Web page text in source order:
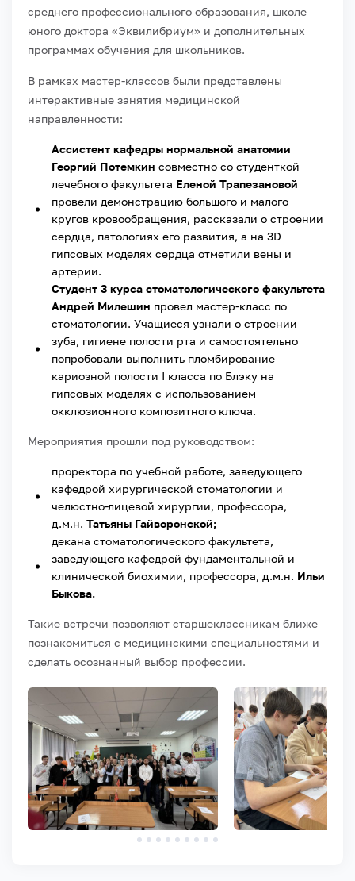
среднего профессионального образования, школе
юного доктора «Эквилибриум» и дополнительных
программах обучения для школьников.
В рамках мастер-классов были представлены
интерактивные занятия медицинской
направленности:
Ассистент кафедры нормальной анатомии
Георгий Потемкин совместно со студенткой
лечебного факультета Еленой Трапезановой
провели демонстрацию большого и малого
кругов кровообращения, рассказали о строении
сердца, патологиях его развития, а на 3D
гипсовых моделях сердца отметили вены и
артерии.
Студент 3 курса стоматологического факультета
Андрей Милешин провел мастер-класс по
стоматологии. Учащиеся узнали о строении
зуба, гигиене полости рта и самостоятельно
попробовали выполнить пломбирование
кариозной полости I класса по Блэку на
гипсовых моделях с использованием
окклюзионного композитного ключа.
Мероприятия прошли под руководством:
проректора по учебной работе, заведующего
кафедрой хирургической стоматологии и
челюстно-лицевой хирургии, профессора,
д.м.н. Татьяны Гайворонской;
декана стоматологического факультета,
заведующего кафедрой фундаментальной и
клинической биохимии, профессора, д.м.н. Ильи
Быкова.
Такие встречи позволяют старшеклассникам ближе
познакомиться с медицинскими специальностями и
сделать осознанный выбор профессии.